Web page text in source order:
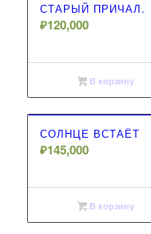
СТАРЫЙ ПРИЧАЛ.
₽120,000
В корзину
СОЛНЦЕ ВСТАЁТ
₽145,000
В корзину